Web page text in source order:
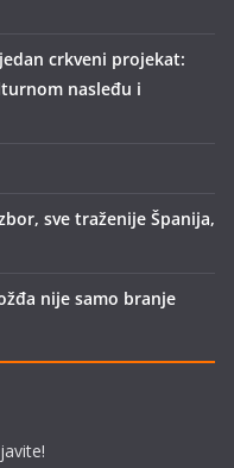
crkveni projekat:
nasleđu i
sve traženije Španija,
nije samo branje